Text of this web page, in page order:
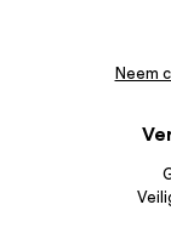
Neem